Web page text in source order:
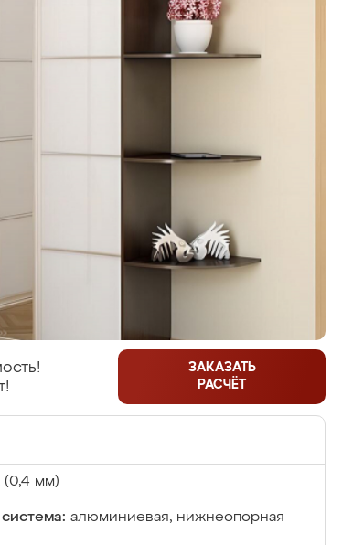
ЗАКАЗАТЬ
РАСЧЁТ
(0,4 мм)
алюминиевая, нижнеопорная